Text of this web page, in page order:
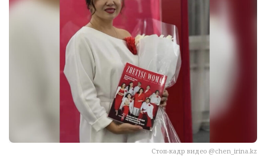
Стоп-кадр видео @chen_irina.kz